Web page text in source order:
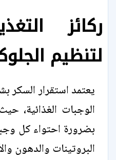
ركائز
لتنظيم
يعتمد استقرار
الوجبات الغذائية،
بضرورة احتواء كل
البروتينات والدهون